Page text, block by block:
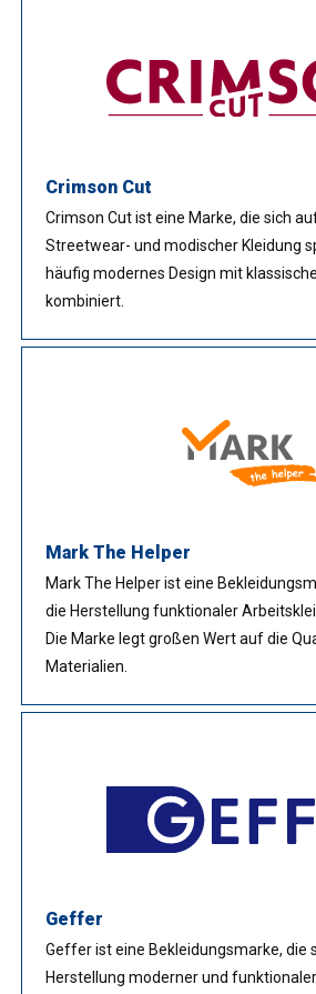
Crimson Cut
Crimson Cut ist eine Marke, die sich
Streetwear- und modischer Kleidung
häufig modernes Design mit
kombiniert.
Mark The Helper
Mark The Helper ist eine
die Herstellung funktionaler
Die Marke legt großen Wert auf die
Materialien.
Geffer
Geffer ist eine Bekleidungsmarke, die
Herstellung moderner und